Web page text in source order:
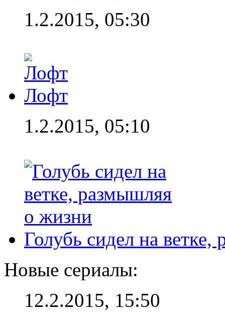
1.2.2015, 05:30
Лофт
1.2.2015, 05:10
Голубь сидел на
Новые сериалы:
12.2.2015, 15:50